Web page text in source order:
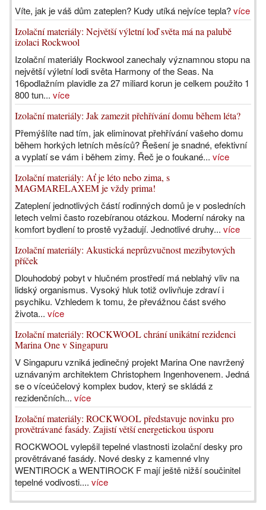
Víte, jak je váš dům zateplen? Kudy utíká nejvíce tepla?více
Izolační materiály: Největší výletní loď světa má na palubě
izolaci Rockwool
Izolační materiály Rockwool zanechaly významnou stopu na
největší výletní lodi světa Harmony of the Seas. Na
16podlažním plavidle za 27 miliard korun je celkem použito 1
800 tun... více
Izolační materiály: Jak zamezit přehřívání domu během léta?
Přemýšlíte nad tím, jak eliminovat přehřívání vašeho domu
během horkých letních měsíců? Řešení je snadné, efektivní
a vyplatí se vám i během zimy. Řeč je o foukané... více
Izolační materiály: Ať je léto nebo zima, s
MAGMARELAXEM je vždy prima!
Zateplení jednotlivých částí rodinných domů je v posledních
letech velmi často rozebíranou otázkou. Moderní nároky na
komfort bydlení to prostě vyžadují. Jednotlivé druhy... více
Izolační materiály: Akustická neprůzvučnost mezibytových
příček
Dlouhodobý pobyt v hlučném prostředí má neblahý vliv na
lidský organismus. Vysoký hluk totiž ovlivňuje zdraví i
psychiku. Vzhledem k tomu, že převážnou část svého
života... více
Izolační materiály: ROCKWOOL chrání unikátní rezidenci
Marina One v Singapuru
V Singapuru vzniká jedinečný projekt Marina One navržený
uznávaným architektem Christophem Ingenhovenem. Jedná
se o víceúčelový komplex budov, který se skládá z
rezidenčních... více
Izolační materiály: ROCKWOOL představuje novinku pro
provětrávané fasády. Zajistí větší energetickou úsporu
ROCKWOOL vylepšil tepelné vlastnosti izolační desky pro
provětrávané fasády. Nové desky z kamenné vlny
WENTIROCK a WENTIROCK F mají ještě nižší součinitel
tepelné vodivosti.... více